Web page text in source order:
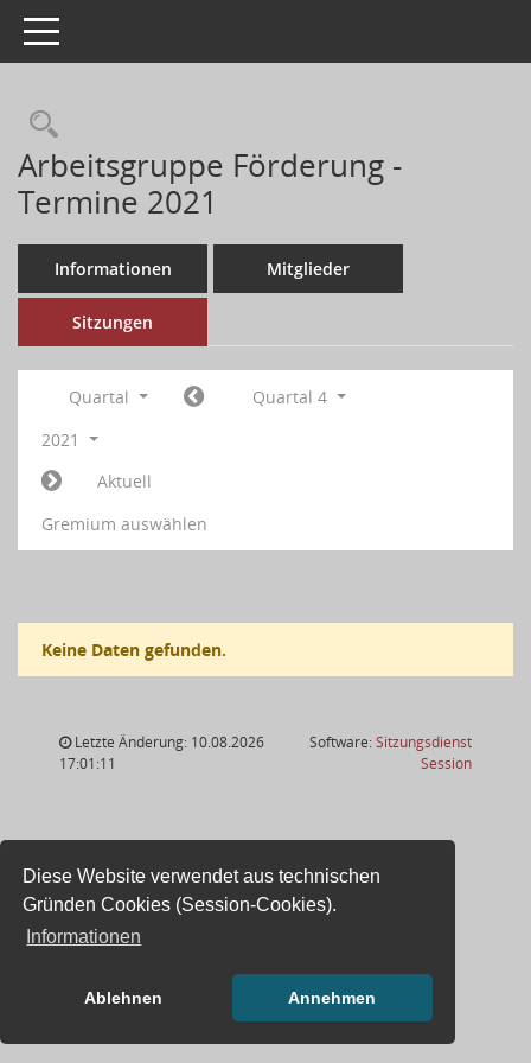
Diese Website verwendet aus technischen
Gründen Cookies (Session-Cookies).
Informationen
Ablehnen Annehmen
Toggle navigation
Arbeitsgruppe Förderung -
Termine 2021
Informationen Mitglieder
Sitzungen
Quartal
Quartal 4
2021
Aktuell
Gremium auswählen
Keine Daten gefunden.
Letzte Änderung: 10.08.2026
17:01:11
Software:Sitzungsdienst
Session(Wird in